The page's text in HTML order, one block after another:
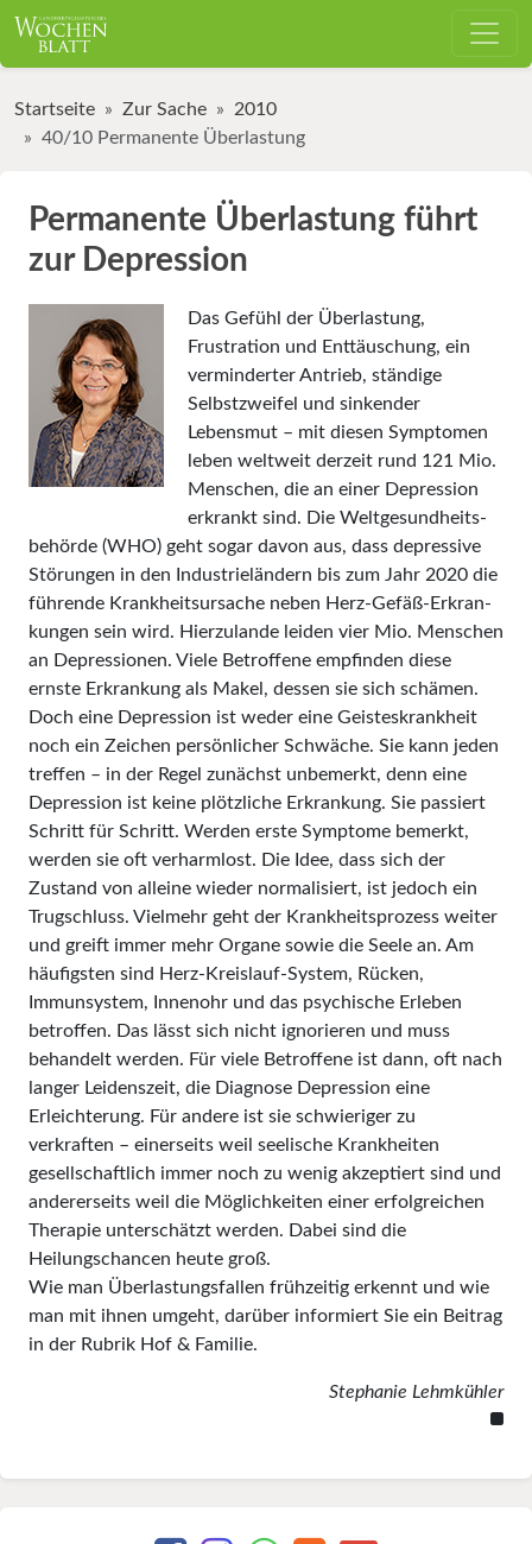
Startseite Zur Sache
2010
40/10 Permanente Überlastung
Permanente Überlastung führt
zur Depression
Das Gefühl der Überlastung,
Frustration und Enttäuschung, ein
verminderter Antrieb, ständige
Selbstzweifel und sinkender
Lebensmut – mit diesen Symptomen
leben weltweit derzeit rund 121 Mio.
Menschen, die an einer Depression
erkrankt sind. Die Welt­gesundheits­
be­hörde (WHO) geht sogar davon aus, dass depressive
Störungen in den Industrieländern bis zum Jahr 2020 die
führende Krankheitsursache neben Herz-Gefäß-Erkran­
kun­gen sein wird. Hierzulande leiden vier Mio. Menschen
an Depressionen. Viele Betroffene empfinden diese
ernste Erkrankung als Makel, dessen sie sich schämen.
Doch eine Depression ist weder eine Geisteskrankheit
noch ein Zeichen persönlicher Schwäche. Sie kann jeden
treffen – in der Regel zunächst unbemerkt, denn eine
Depression ist keine plötzliche Erkrankung. Sie passiert
Schritt für Schritt. Werden erste Symptome bemerkt,
werden sie oft verharmlost. Die Idee, dass sich der
Zustand von alleine wieder normalisiert, ist jedoch ein
Trugschluss. Vielmehr geht der Krank­heitsprozess weiter
und greift immer mehr Orga­ne sowie die Seele an. Am
häufigsten sind Herz-Kreislauf-System, Rücken,
Immunsystem, Innenohr und das psychische Erleben
betroffen. Das lässt sich nicht ignorieren und muss
behandelt werden. Für viele Betroffene ist dann, oft nach
langer Leidenszeit, die Diagnose Depression eine
Erleichterung. Für andere ist sie schwieriger zu
verkraften – einer­seits weil seelische Krankheiten
gesellschaftlich immer noch zu wenig akzeptiert sind und
anderer­seits weil die Mög­lich­keiten einer erfolgrei­chen
Therapie unterschätzt werden. Dabei sind die
Heilungschancen heute groß.
Wie man Überlastungsfallen früh­zeitig erkennt und wie
man mit ihnen umgeht, darüber informiert Sie ein Beitrag
in der Rubrik Hof & Familie.
Stephanie Lehmkühler